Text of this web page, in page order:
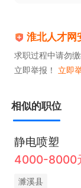
淮北人才网
求职过程中请勿
立即举报！ 立即
相似的职位
静电喷塑
4000-8000
濉溪县